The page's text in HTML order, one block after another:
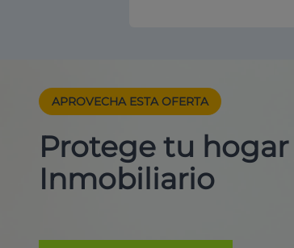
APROVECHA ESTAOFERTA
Protege tu
Inmobiliario